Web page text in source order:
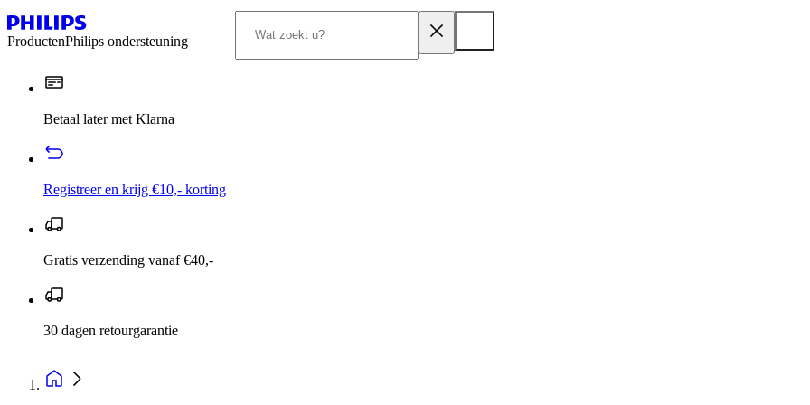
ProductenPhilips ondersteuning
Betaal later met Klarna
Registreer en krijg €10,- korting
Gratis verzending vanaf €40,-
30 dagen retourgarantie